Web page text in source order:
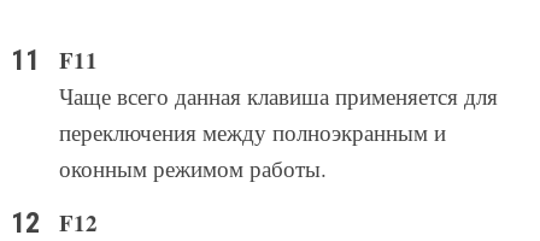
F11
Чаще всего данная клавиша применяется для
переключения между полноэкранным и
оконным режимом работы.
F12